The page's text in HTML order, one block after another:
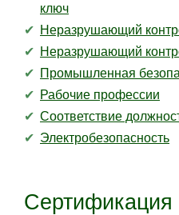
ключ
Неразрушающий
Неразрушающий
Промышленная
Рабочие профессии
Соответствие
Электробезопасность
Сертификация